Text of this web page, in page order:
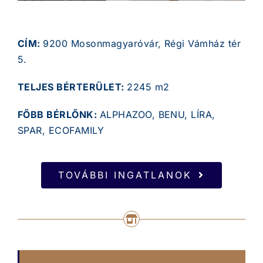
CÍM: 9200 Mosonmagyaróvár, Régi Vámház tér
5.
TELJES BÉRTERÜLET: 2245 m2
FŐBB BÉRLŐNK: ALPHAZOO, BENU, LÍRA,
SPAR, ECOFAMILY
TOVÁBBI INGATLANOK